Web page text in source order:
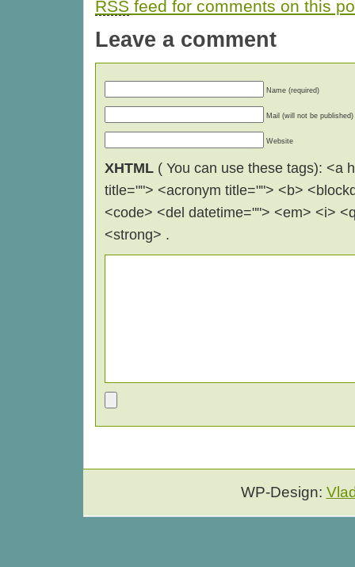
RSS feed for comments on this
Leave a comment
Name (required)
Mail (will not be published)
Website
XHTML ( You can use these tags): <a
title=""> <acronym title=""> <b>
<code> <del datetime=""> <em> <i>
<strong> .
WP-Design: